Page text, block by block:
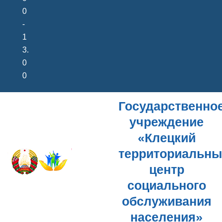
0
-
1
3.
0
0
учреждение
«Клецкий
центр
социального
обслуживания
населения»